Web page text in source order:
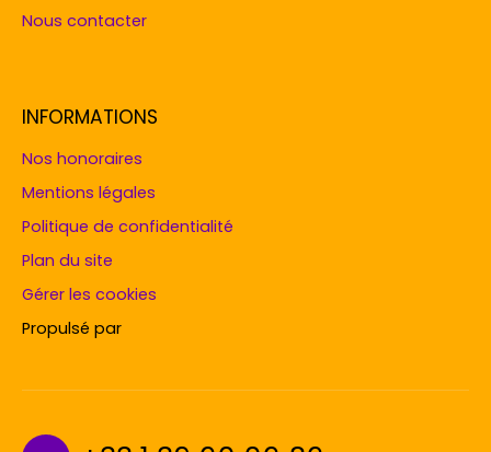
Nous contacter
INFORMATIONS
Nos honoraires
Mentions légales
Politique de confidentialité
Plan du site
Gérer les cookies
Propulsé par